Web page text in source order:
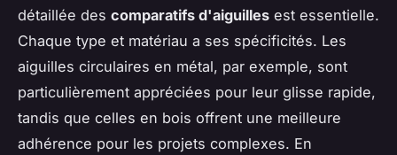
détaillée des comparatifs d'aiguilles est essentielle.
Chaque type et matériau a ses spécificités. Les
aiguilles circulaires en métal, par exemple, sont
particulièrement appréciées pour leur glisse rapide,
tandis que celles en bois offrent une meilleure
adhérence pour les projets complexes. En